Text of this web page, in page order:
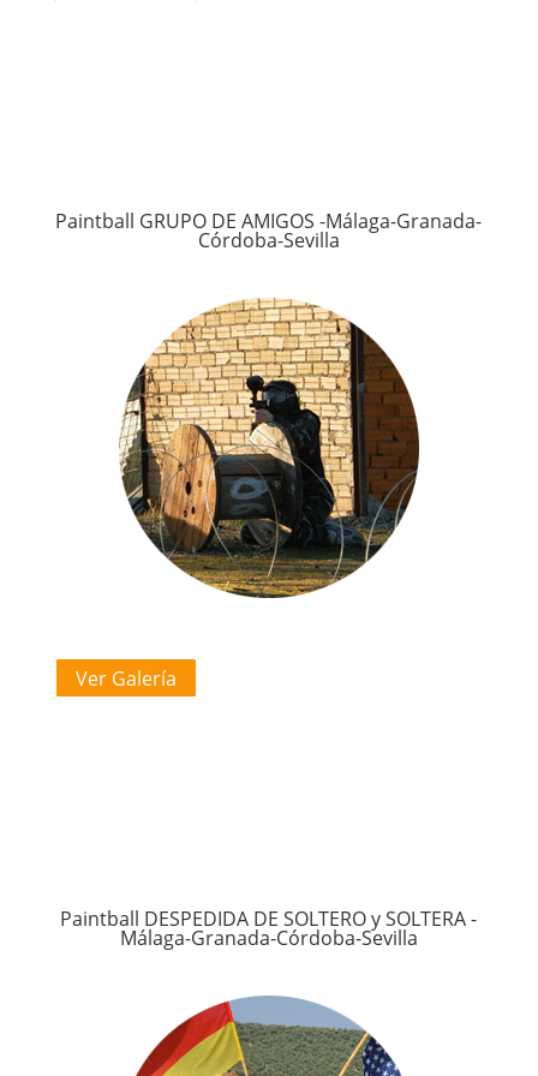
Paintball GRUPO DE AMIGOS -Málaga-Granada-
Córdoba-Sevilla
Ver Galería
Paintball DESPEDIDA DE SOLTERO y SOLTERA -
Málaga-Granada-Córdoba-Sevilla